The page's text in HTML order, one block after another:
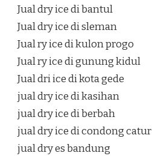
Jual dry ice di bantul
Jual dry ice di sleman
Jual ry ice di kulon progo
Jual ry ice di gunung kidul
Jual dri ice di kota gede
jual dry ice di kasihan
jual dry ice di berbah
jual dry ice di condong catur
jual dry es bandung